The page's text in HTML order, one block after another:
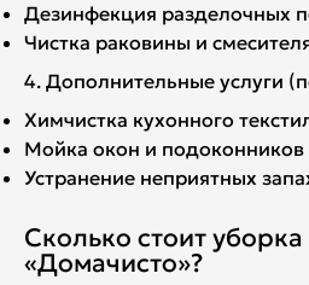
Дезинфекция разделочных
Чистка раковины и
4. Дополнительные услуги
Химчистка кухонного
Мойка окон и подоконников
Устранение неприятных
Сколько стоит уборка
«Домачисто»?